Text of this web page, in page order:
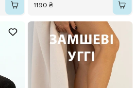
1190 ₴